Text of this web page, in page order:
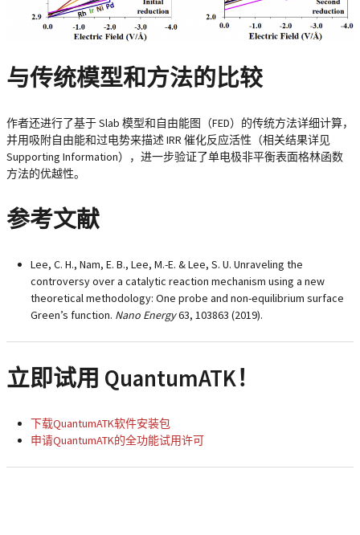
与传统模型和方法的比较
作者还进行了基于 Slab 模型和自由能图（FED）的传统方法详细计算，
并用吸附自由能和过电势来描述 IRR 催化反应活性（相关结果详见
Supporting Information），进一步验证了单电极非平衡表面格林函数
方法的优越性。
参考文献
Lee, C. H., Nam, E. B., Lee, M.-E. & Lee, S. U. Unraveling the
controversy over a catalytic reaction mechanism using a new
theoretical methodology: One probe and non-equilibrium surface
Green’s function. Nano Energy63, 103863 (2019).
立即试用 QuantumATK！
下载QuantumATK软件安装包
申请QuantumATK的全功能试用许可